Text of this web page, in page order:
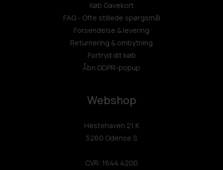
Køb Gavekort
FAQ - Ofte stillede spørgsmål
Forsendelse & levering
Returnering & ombytning
Fortryd dit køb
Åbn GDPR-popup
Webshop
Hestehaven 21 K
5260 Odense S
CVR: 1644 4200